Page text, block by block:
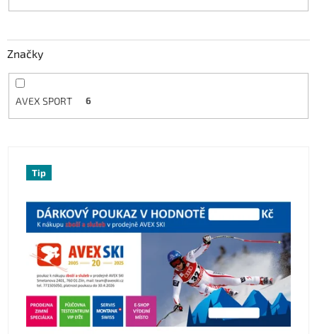
Značky
AVEX SPORT 6
Tip